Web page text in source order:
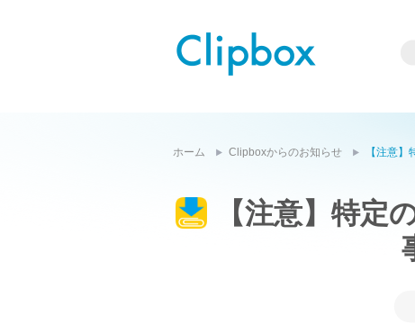
ホーム Clipboxからのお知らせ 【注意
【注意】 特定